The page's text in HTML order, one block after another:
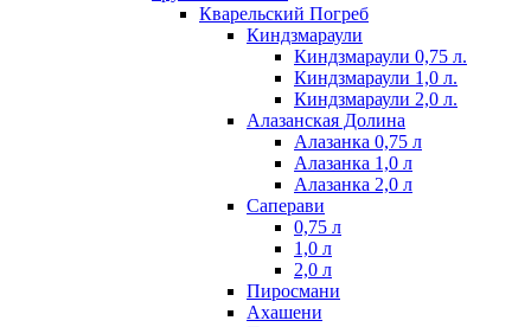
Кварельский Погреб
Киндзмараули
Киндзмараули 0,75 л.
Киндзмараули 1,0 л.
Киндзмараули 2,0 л.
Алазанская Долина
Алазанка 0,75 л
Алазанка 1,0 л
Алазанка 2,0 л
Саперави
0,75 л
1,0 л
2,0 л
Пиросмани
Ахашени